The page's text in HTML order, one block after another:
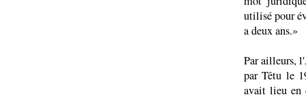
utilisé pour
a deux ans.»
Par ailleurs,
par Têtu le
avait lieu en